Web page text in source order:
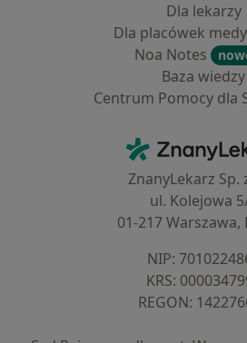
Dla lekarzy
Dla placówek
Noa Notes
Baza wiedzy
Centrum Pomocy dla
ZnanyLekarz Sp.
ul. Kolejowa
01-217 Warszawa,
NIP:
KRS:
REGON: